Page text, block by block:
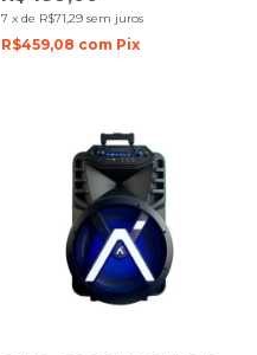
7 x de R$71,29 sem juros
R$459,08 com Pix